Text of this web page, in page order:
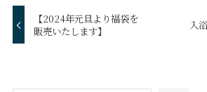
【2024年元旦より福袋を
販売いたします】
入